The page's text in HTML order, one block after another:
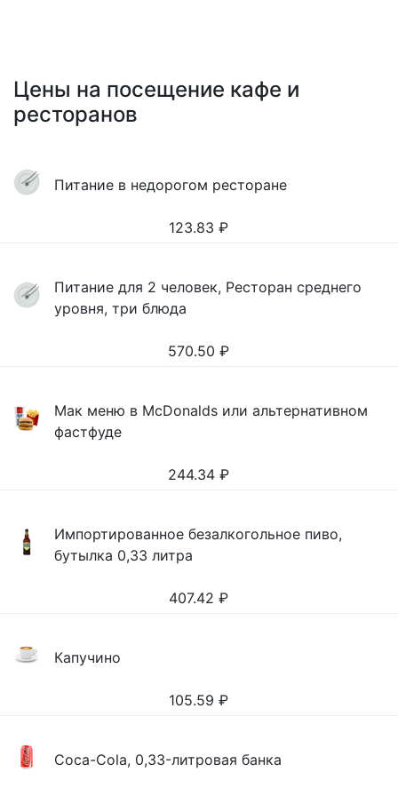
Цены на посещение кафе и
ресторанов
Питание в недорогом ресторане
123.83 ₽
Питание для 2 человек, Ресторан среднего
уровня, три блюда
570.50 ₽
Мак меню в McDonalds или альтернативном
фастфуде
244.34 ₽
Импортированное безалкогольное пиво,
бутылка 0,33 литра
407.42 ₽
Капучино
105.59 ₽
Coca-Cola, 0,33-литровая банка